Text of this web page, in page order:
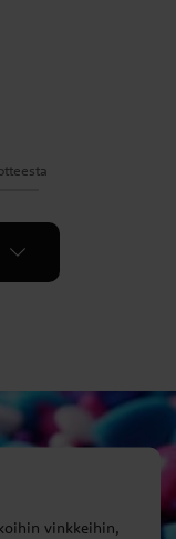
vinkkeihin,